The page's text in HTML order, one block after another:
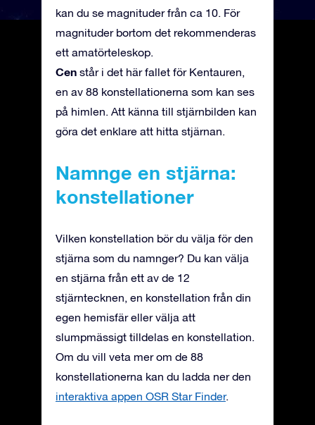
kan du se magnituder från ca 10. För
magnituder bortom det rekommenderas
ett amatörteleskop.
Cen står i det här fallet för Kentauren,
en av 88 konstellationerna som kan ses
på himlen. Att känna till stjärnbilden kan
göra det enklare att hitta stjärnan.
Namnge en stjärna:
konstellationer
Vilken konstellation bör du välja för den
stjärna som du namnger? Du kan välja
en stjärna från ett av de 12
stjärntecknen, en konstellation från din
egen hemisfär eller välja att
slumpmässigt tilldelas en konstellation.
Om du vill veta mer om de 88
konstellationerna kan du ladda ner den
interaktiva appen OSR Star Finder.